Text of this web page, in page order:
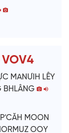
VOV4
MANƯIH LÊY
BHLÂNG
MOON
OOY